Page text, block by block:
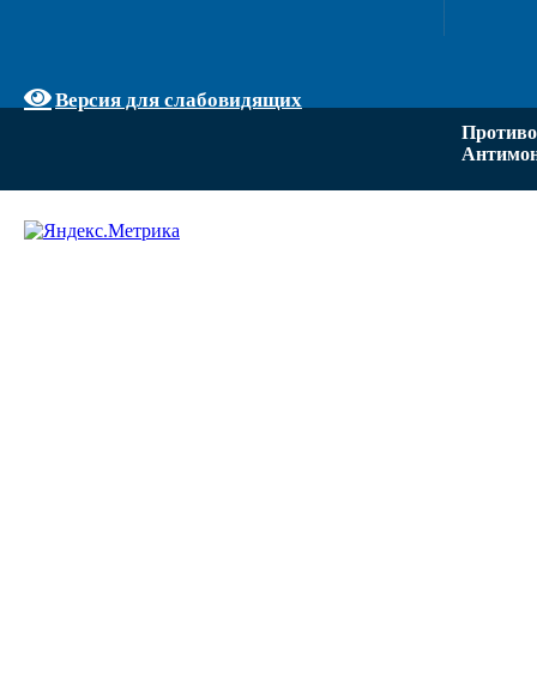
Версия для слабовидящих